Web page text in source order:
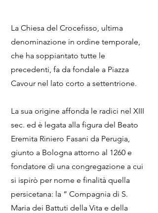
La Chiesa del Crocefisso, ultima
denominazione in ordine temporale,
che ha soppiantato tutte le
precedenti, fa da fondale a Piazza
Cavour nel lato corto a settentrione.
La sua origine affonda le radici nel XIII
sec. ed è legata alla figura del Beato
Eremita Riniero Fasani da Perugia,
giunto a Bologna attorno al 1260 e
fondatore di una congregazione a cui
si ispirò per nome e finalità quella
persicetana: la “ Compagnia di S.
Maria dei Battuti della Vita e della